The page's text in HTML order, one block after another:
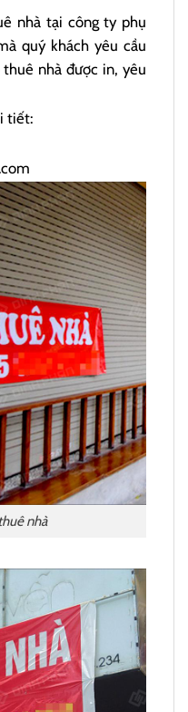
nhà tại công ty phụ
quý khách yêu cầu
nhà được in, yêu
tiết:
nhà